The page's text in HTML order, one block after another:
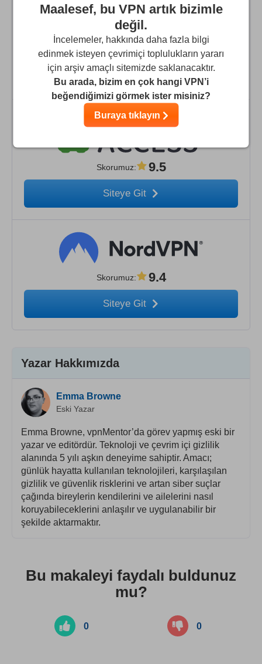
Skorumuz 9.7
Siteye Git
Skorumuz: 9.5
Siteye Git
Skorumuz: 9.4
Siteye Git
Yazar Hakkımızda
Emma Browne
Eski Yazar
Emma Browne, vpnMentor’da görev yapmış eski bir
yazar ve editördür. Teknoloji ve çevrim içi gizlilik
alanında 5 yılı aşkın deneyime sahiptir. Amacı;
günlük hayatta kullanılan teknolojileri, karşılaşılan
gizlilik ve güvenlik risklerini ve artan siber suçlar
çağında bireylerin kendilerini ve ailelerini nasıl
koruyabileceklerini anlaşılır ve uygulanabilir bir
şekilde aktarmaktır.
Bu makaleyi faydalı buldunuz
mu?
0 0
Maalesef, bu VPN artık bizimle
değil.
İncelemeler, hakkında daha fazla bilgi
edinmek isteyen çevrimiçi toplulukların yararı
için arşiv amaçlı sitemizde saklanacaktır.
Bu arada, bizim en çok hangi VPN’i
beğendiğimizi görmek ister misiniz?
Buraya tıklayın